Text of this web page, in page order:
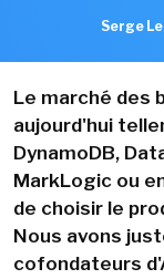
Serge
Le marché des
aujourd'hui
DynamoDB,
MarkLogic ou
de choisir le
Nous avons
cofondateurs